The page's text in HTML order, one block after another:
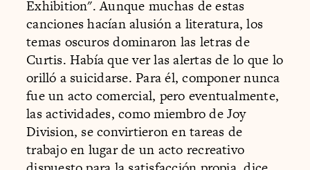
Exhibition". Aunque muchas de estas
canciones hacían alusión a literatura, los
temas oscuros dominaron las letras de
Curtis. Había que ver las alertas de lo que lo
orilló a suicidarse. Para él, componer nunca
fue un acto comercial, pero eventualmente,
las actividades, como miembro de Joy
Division, se convirtieron en tareas de
trabajo en lugar de un acto recreativo